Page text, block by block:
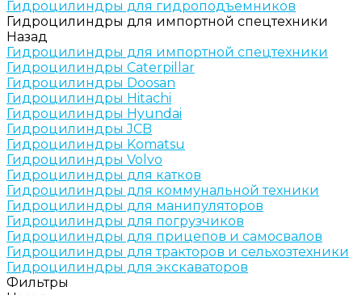
Гидроцилиндры для гидроподъемников
Гидроцилиндры для импортной спецтехники
Назад
Гидроцилиндры для импортной спецтехники
Гидроцилиндры Caterpillar
Гидроцилиндры Doosan
Гидроцилиндры Hitachi
Гидроцилиндры Hyundai
Гидроцилиндры JCB
Гидроцилиндры Komatsu
Гидроцилиндры Volvo
Гидроцилиндры для катков
Гидроцилиндры для коммунальной техники
Гидроцилиндры для манипуляторов
Гидроцилиндры для погрузчиков
Гидроцилиндры для прицепов и самосвалов
Гидроцилиндры для тракторов и сельхозтехники
Гидроцилиндры для экскаваторов
Фильтры